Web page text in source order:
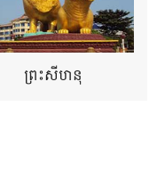
ព្រះសីហនុ